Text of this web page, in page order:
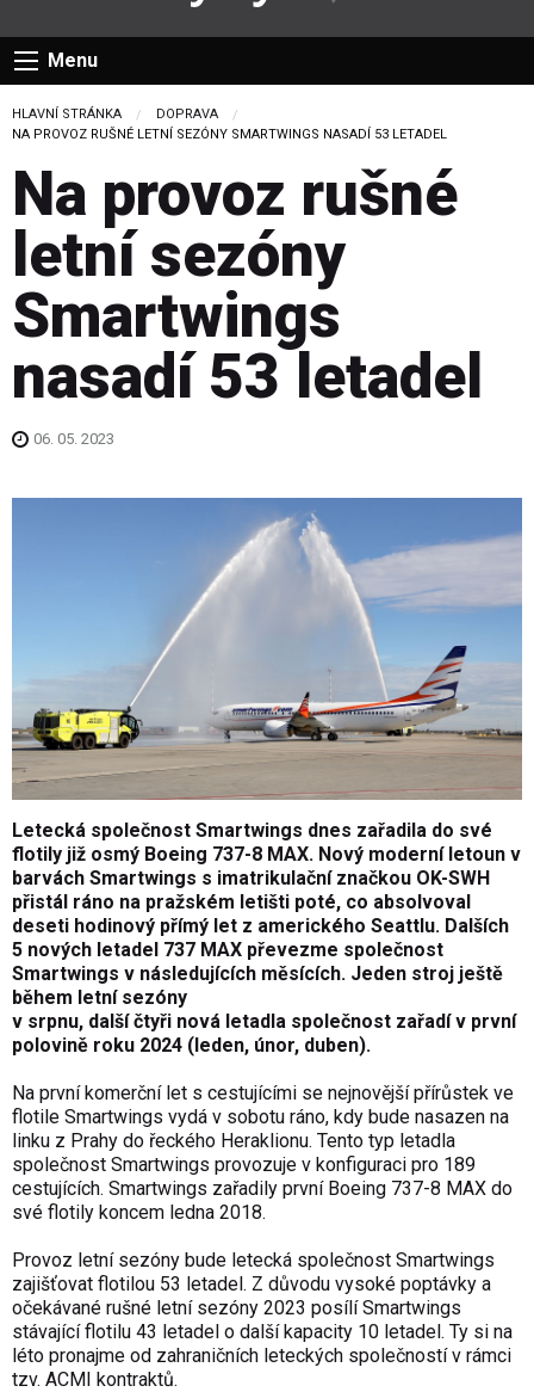
Menu
HLAVNÍ STRÁNKA
DOPRAVA
CURRENT:
NA PROVOZ RUŠNÉ LETNÍ SEZÓNY SMARTWINGS NASADÍ 53 LETADEL
Na provoz rušné
letní sezóny
Smartwings
nasadí 53 letadel
06. 05. 2023
Letecká společnost Smartwings dnes zařadila do své
flotily již osmý Boeing 737-8 MAX. Nový moderní letoun v
barvách Smartwings s imatrikulační značkou OK-SWH
přistál ráno na pražském letišti poté, co absolvoval
deseti hodinový přímý let z amerického Seattlu. Dalších
5 nových letadel 737 MAX převezme společnost
Smartwings v následujících měsících. Jeden stroj ještě
během letní sezóny
v srpnu, další čtyři nová letadla společnost zařadí v první
polovině roku 2024 (leden, únor, duben).
Na první komerční let s cestujícími se nejnovější přírůstek ve
flotile Smartwings vydá v sobotu ráno, kdy bude nasazen na
linku z Prahy do řeckého Heraklionu. Tento typ letadla
společnost Smartwings provozuje v konfiguraci pro 189
cestujících. Smartwings zařadily první Boeing 737-8 MAX do
své flotily koncem ledna 2018.
Provoz letní sezóny bude letecká společnost Smartwings
zajišťovat flotilou 53 letadel. Z důvodu vysoké poptávky a
očekávané rušné letní sezóny 2023 posílí Smartwings
stávající flotilu 43 letadel o další kapacity 10 letadel. Ty si na
léto pronajme od zahraničních leteckých společností v rámci
tzv. ACMI kontraktů.